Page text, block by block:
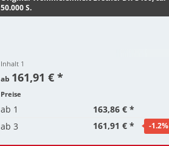
50.000 S.
Inhalt 1
ab 161,91 € *
Preise
ab 1
163,86 € *
ab 3 161,91 € * -1.2%